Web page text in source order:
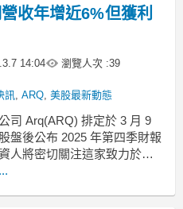
收年增近6%但獲利
14:04 瀏覽人次 :39
訊, ARQ, 美股最新動態
司 Arq(ARQ) 排定於 3 月 9
盤後公布 2025 年第四季財報
人將密切關注這家致力於活
解決方案的企業，在面對總